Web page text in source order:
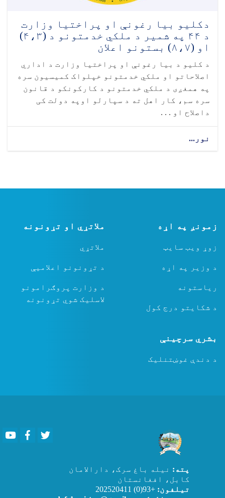
دکلیو بیا رغونې او پراختیا وزارت
د ۴۴ په شمیر د ملکي خدمتونو د (۴،۳)
او (۸،۷) بستونو اعلان
د کلیو د بیا رغونې او پراختیا وزارت د اداري
اصلاحاتو او ملکي خدمتونو خپلواک کمیسیون سره
په همغږی د ملکي خدمتونو د کارکونکو د قانون
سره سم، کار اهل ته د سپارلو اوپه دولت کی
داصلاح او . . .
نور...
زمونږ په اړه
زوړ ویب سایټ
د وزیر په اړه
ریاستونه
د شکایتو درج کول
ملاتړي او تړونونه
ملاتړي
د تړونونو اعلامیې
د وزارت پروګرامونو
لاسلیک شوي تړونونه
بشري سرچینې
د دندې غوښتنلیک
YoutubeFacebook
پته: نیله باغ سرک، دارالامان
کابل، افغانستان
تیلفون: +93(0) 202520411